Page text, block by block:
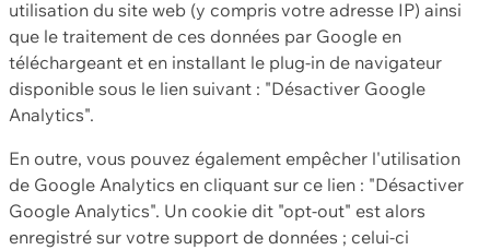
utilisation du site web (y compris votre adresse IP) ainsi
que le traitement de ces données par Google en
téléchargeant et en installant le plug-in de navigateur
disponible sous le lien suivant : "Désactiver Google
Analytics".
En outre, vous pouvez également empêcher l'utilisation
de Google Analytics en cliquant sur ce lien : "Désactiver
Google Analytics". Un cookie dit "opt-out" est alors
enregistré sur votre support de données ; celui-ci